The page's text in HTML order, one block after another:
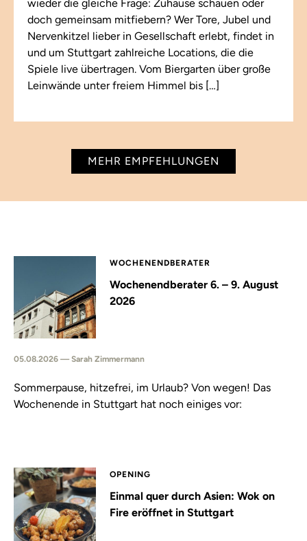
wieder die gleiche Frage: Zuhause schauen oder
doch gemeinsam mitfiebern? Wer Tore, Jubel und
Nervenkitzel lieber in Gesellschaft erlebt, findet in
und um Stuttgart zahlreiche Locations, die die
Spiele live übertragen. Vom Biergarten über große
Leinwände unter freiem Himmel bis […]
MEHR EMPFEHLUNGEN
WOCHENENDBERATER
Wochenendberater 6. – 9. August
2026
05.08.2026 — Sarah Zimmermann
Sommerpause, hitzefrei, im Urlaub? Von wegen! Das
Wochenende in Stuttgart hat noch einiges vor:
OPENING
Einmal quer durch Asien: Wok on
Fire eröffnet in Stuttgart